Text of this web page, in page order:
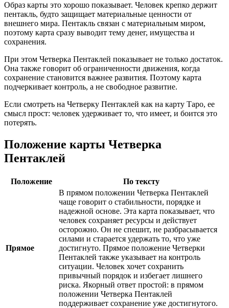
Образ карты это хорошо показывает. Человек крепко держит
пентакль, будто защищает материальные ценности от
внешнего мира. Пентакль связан с материальным миром,
поэтому карта сразу выводит тему денег, имущества и
сохранения.
При этом Четверка Пентаклей показывает не только достаток.
Она также говорит об ограниченности движения, когда
сохранение становится важнее развития. Поэтому карта
подчеркивает контроль, а не свободное развитие.
Если смотреть на Четверку Пентаклей как на карту Таро, ее
смысл прост: человек удерживает то, что имеет, и боится это
потерять.
Положение карты Четверка
Пентаклей
Положение По тексту
Прямое
В прямом положении Четверка Пентаклей
чаще говорит о стабильности, порядке и
надежной основе. Эта карта показывает, что
человек сохраняет ресурсы и действует
осторожно. Он не спешит, не разбрасывается
силами и старается удержать то, что уже
достигнуто. Прямое положение Четверки
Пентаклей также указывает на контроль
ситуации. Человек хочет сохранить
привычный порядок и избегает лишнего
риска. Якорный ответ простой: в прямом
положении Четверка Пентаклей
поддерживает сохранение уже достигнутого.